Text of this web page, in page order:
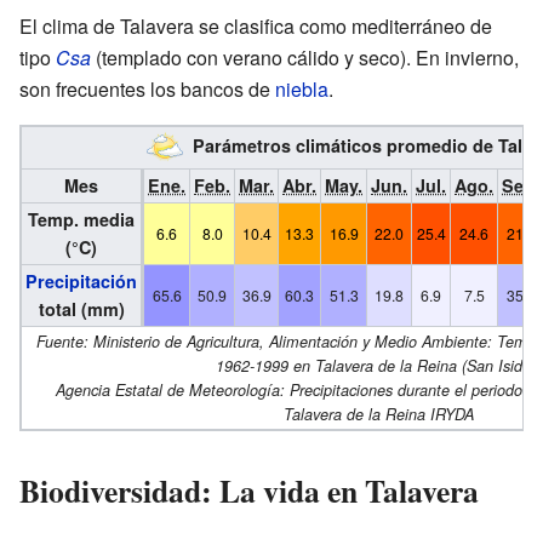
El clima de Talavera se clasifica como mediterráneo de
tipo Csa (templado con verano cálido y seco). En invierno,
son frecuentes los bancos de niebla.
Parámetros climáticos promedio de
Mes
Ene. Feb. Mar. Abr. May. Jun. Jul. Ago. Sep.
Temp. media
(°C)
6.6 8.0 10.4 13.3 16.9 22.0 25.4 24.6 21.3
Precipitación
total (mm)
65.6 50.9 36.9 60.3 51.3 19.8 6.9 7.5 35.5
Fuente: Ministerio de Agricultura, Alimentación y Medio Ambiente:
1962-1999 en Talavera de la Reina (San Isidro)
Agencia Estatal de Meteorología: Precipitaciones durante el periodo
Talavera de la Reina IRYDA
Biodiversidad: La vida en Talavera